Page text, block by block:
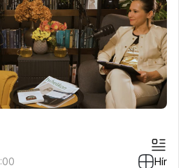
Hír